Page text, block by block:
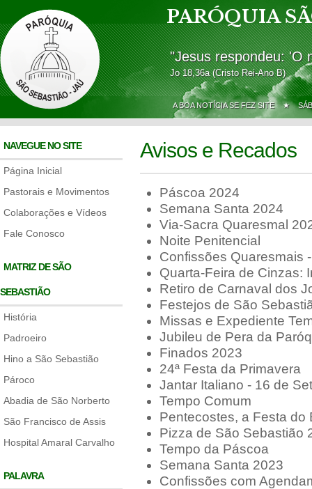
PARÓQUIA
"Jesus respondeu: 'O
Jo 18,36a (Cristo Rei-Ano B)
A BOA NOTÍCIA SE FEZ SITE ★
NAVEGUE NO SITE
Página Inicial
Pastorais e Movimentos
Colaborações e Vídeos
Fale Conosco
MATRIZ DE SÃO
SEBASTIÃO
História
Padroeiro
Hino a São Sebastião
Pároco
Abadia de São Norberto
São Francisco de Assis
Hospital Amaral Carvalho
PALAVRA
Avisos e Recados
Páscoa 2024
Semana Santa 2024
Via-Sacra Quaresmal
Noite Penitencial
Confissões Quaresmais
Quarta-Feira de Cinzas:
Retiro de Carnaval dos
Festejos de São
Missas e Expediente
Jubileu de Pera da
Finados 2023
24ª Festa da Primavera
Jantar Italiano - 16 de
Tempo Comum
Pentecostes, a Festa do
Pizza de São Sebastião
Tempo da Páscoa
Semana Santa 2023
Confissões com